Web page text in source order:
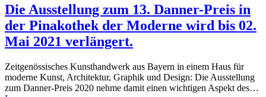
Die Ausstellung zum 13. Danner-Preis in
der Pinakothek der Moderne wird bis 02.
Mai 2021 verlängert.
Zeitgenössisches Kunsthandwerk aus Bayern in einem Haus für
moderne Kunst, Architektur, Graphik und Design: Die Ausstellung
zum Danner-Preis 2020 nehme damit einen wichtigen Aspekt des…